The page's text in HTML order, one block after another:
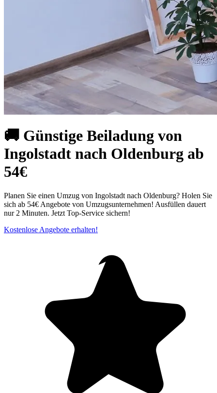
🚚 Günstige Beiladung von
Ingolstadt nach Oldenburg ab
54€
Planen Sie einen Umzug von Ingolstadt nach Oldenburg? Holen Sie
sich ab 54€ Angebote von Umzugsunternehmen! Ausfüllen dauert
nur 2 Minuten. Jetzt Top-Service sichern!
Kostenlose Angebote erhalten!